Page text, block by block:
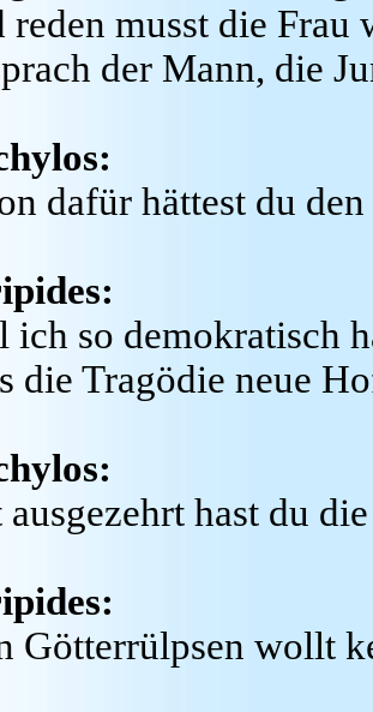
reden musst die Frau
der Mann, die
dafür hättest du
ich so demokratisch
die Tragödie neue
ausgezehrt hast du
Götterrülpsen wollt